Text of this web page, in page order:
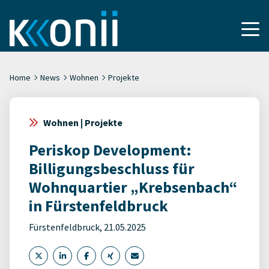
Home News Wohnen Projekte
Wohnen | Projekte
Periskop Development:
Billigungsbeschluss für
Wohnquartier „Krebsenbach“
in Fürstenfeldbruck
Fürstenfeldbruck, 21.05.2025